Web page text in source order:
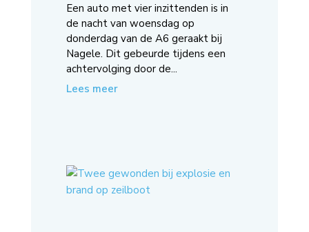
Een auto met vier inzittenden is in
de nacht van woensdag op
donderdag van de A6 geraakt bij
Nagele. Dit gebeurde tijdens een
achtervolging door de...
Lees meer